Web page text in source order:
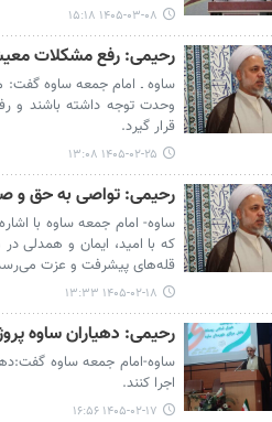
۱۴۰۵-۰۳-۰۸ ۱۵:۱۸
رحیمی: رفع مشکلات
ساوه ـ امام جمعه ساوه‌ گفت:
وحدت توجه داشته باشند و
قرار گیرد.
۱۴۰۵-۰۲-۲۵ ۱۳:۰۸
رحیمی: تواصی به حق و
ساوه- امام جمعه ساوه با
که با امید، ایمان و همدلی
قله‌های پیشرفت و عزت
۱۴۰۵-۰۲-۱۸ ۱۳:۳۳
رحیمی: دهیاران ساوه
ساوه-امام جمعه ساوه
اجرا کنند.
۱۴۰۵-۰۲-۱۷ ۱۶:۵۶